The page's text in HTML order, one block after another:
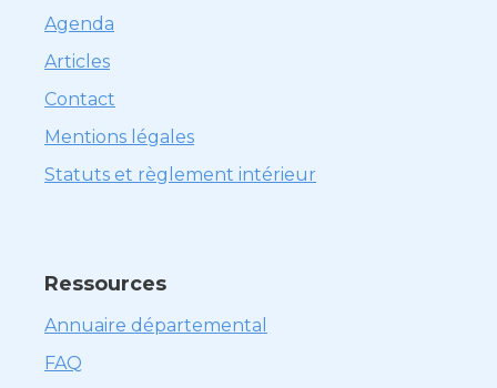
Agenda
Articles
Contact
Mentions légales
Statuts et règlement intérieur
Ressources
Annuaire départemental
FAQ